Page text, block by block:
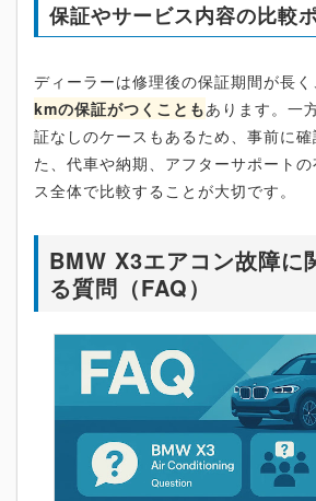
保証やサービス内容の比較
ディーラーは修理後の保証期間が長く
kmの保証がつくこともあります。一
証なしのケースもあるため、事前に
た、代車や納期、アフターサポート
ス全体で比較することが大切です。
BMW X3エアコン故障に
る質問（FAQ）